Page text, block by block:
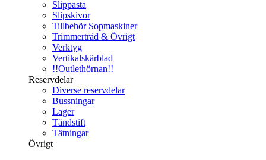
Slippasta
Slipskivor
Tillbehör Sopmaskiner
Trimmertråd & Övrigt
Verktyg
Vertikalskärblad
!!Outlethörnan!!
Reservdelar
Diverse reservdelar
Bussningar
Lager
Tändstift
Tätningar
Övrigt